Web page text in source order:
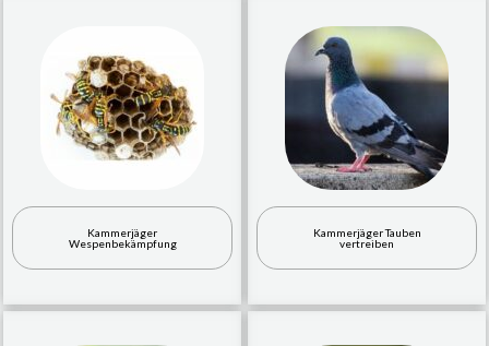
Kammerjäger
Wespenbekämpfung
Kammerjäger Tauben
vertreiben